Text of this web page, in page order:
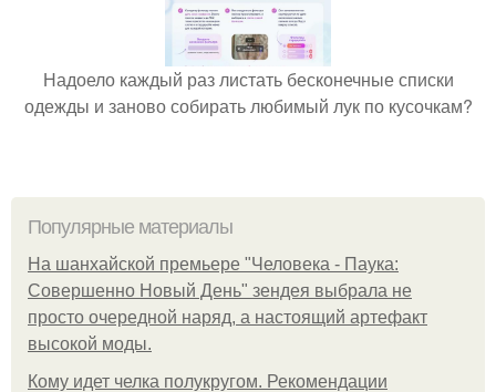
Надоело каждый раз листать бесконечные списки
одежды и заново собирать любимый лук по кусочкам?
Популярные материалы
На шанхайской премьере "Человека - Паука:
Совершенно Новый День" зендея выбрала не
просто очередной наряд, а настоящий артефакт
высокой моды.
Кому идет челка полукругом. Рекомендации